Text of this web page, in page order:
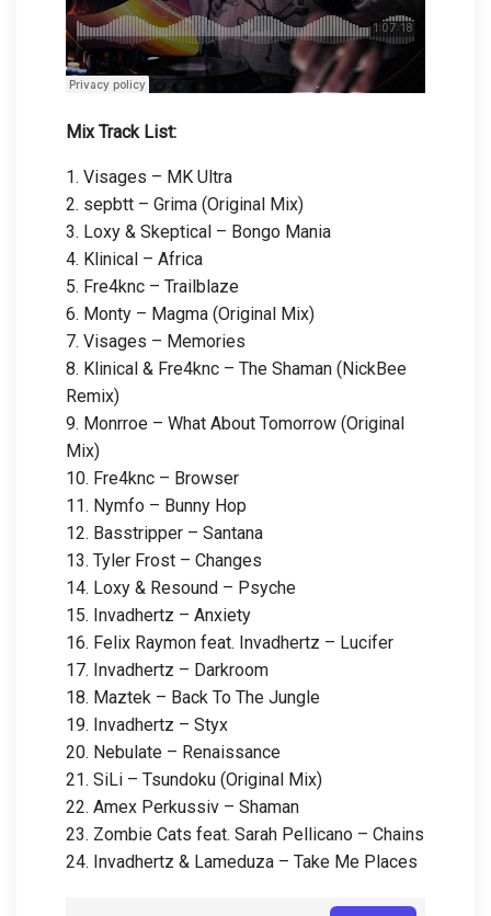
Mix Track List:
1. Visages – MK Ultra
2. sepbtt – Grima (Original Mix)
3. Loxy & Skeptical – Bongo Mania
4. Klinical – Africa
5. Fre4knc – Trailblaze
6. Monty – Magma (Original Mix)
7. Visages – Memories
8. Klinical & Fre4knc – The Shaman (NickBee
Remix)
9. Monrroe – What About Tomorrow (Original
Mix)
10. Fre4knc – Browser
11. Nymfo – Bunny Hop
12. Basstripper – Santana
13. Tyler Frost – Changes
14. Loxy & Resound – Psyche
15. Invadhertz – Anxiety
16. Felix Raymon feat. Invadhertz – Lucifer
17. Invadhertz – Darkroom
18. Maztek – Back To The Jungle
19. Invadhertz – Styx
20. Nebulate – Renaissance
21. SiLi – Tsundoku (Original Mix)
22. Amex Perkussiv – Shaman
23. Zombie Cats feat. Sarah Pellicano – Chains
24. Invadhertz & Lameduza – Take Me Places